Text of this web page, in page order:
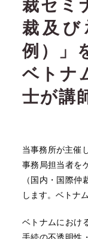
裁セミ
裁及び
例）」
ベトナ
士が講
当事務所が主催
事務局担当者を
（国内・国際
します。ベトナ
ベトナムにおけ